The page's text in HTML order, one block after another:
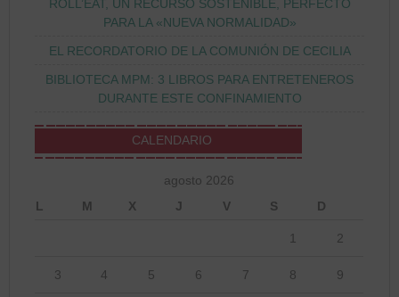
ROLL’EAT, UN RECURSO SOSTENIBLE, PERFECTO
PARA LA «NUEVA NORMALIDAD»
EL RECORDATORIO DE LA COMUNIÓN DE CECILIA
BIBLIOTECA MPM: 3 LIBROS PARA ENTRETENEROS
DURANTE ESTE CONFINAMIENTO
CALENDARIO
agosto 2026
L
M X J V S D
1 2
3 4 5 6 7 8 9